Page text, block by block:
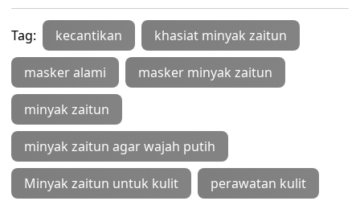
Tag: kecantikan khasiat minyak zaitun
masker alami masker minyak zaitun
minyak zaitun
minyak zaitun agar wajah putih
Minyak zaitun untuk kulit perawatan kulit